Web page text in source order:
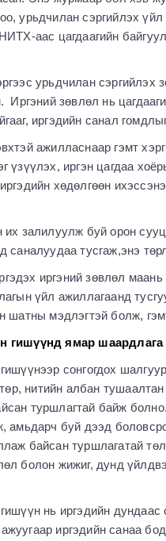
урьдчилан сэргийлэх
аас цагдаагийн
урьдчилан
Иргэний зөвлөл нь
иргэдийн санал
ажилласнаар гэмт
үзүүлэх, иргэн цагдаа
хөдөлгөөн
залилуулж буй орон
саналуудаа тусгаж,энэ
иргэний зөвлөл маань
үйл ажиллагаанд
шатны мэдлэгтэй болж,
гишүүнд ямар шаардлага
сонгогдох
нитийн албан
туршлагтай байж
амьдарч буй дээд
байсан туршлагатай
болон жижиг, дунд
нь иргэдийн
иргэдийн санаа